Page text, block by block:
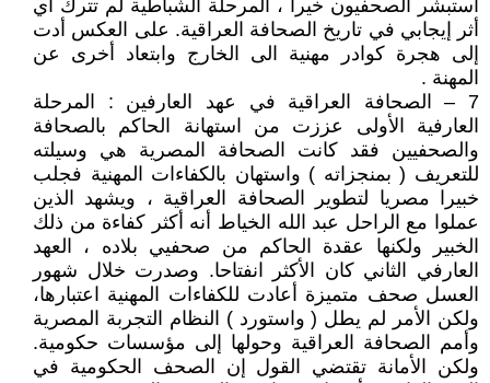
استبشر الصحفيون خيرا ، المرحلة الشباطية لم تترك أي
أثر إيجابي في تاريخ الصحافة العراقية. على العكس أدت
إلى هجرة كوادر مهنية الى الخارج وابتعاد أخرى عن
المهنة .
7 – الصحافة العراقية في عهد العارفين : المرحلة
العارفية الأولى عززت من استهانة الحاكم بالصحافة
والصحفيين فقد كانت الصحافة المصرية هي وسيلته
للتعريف ( بمنجزاته ) واستهان بالكفاءات المهنية فجلب
خبيرا مصريا لتطوير الصحافة العراقية ، ويشهد الذين
عملوا مع الراحل عبد الله الخياط أنه أكثر كفاءة من ذلك
الخبير ولكنها عقدة الحاكم من صحفيي بلاده ، العهد
العارفي الثاني كان الأكثر انفتاحا. وصدرت خلال شهور
العسل صحف متميزة أعادت للكفاءات المهنية اعتبارها،
ولكن الأمر لم يطل ( واستورد ) النظام التجربة المصرية
وأمم الصحافة العراقية وحولها إلى مؤسسات حكومية.
ولكن الأمانة تقتضي القول إن الصحف الحكومية في